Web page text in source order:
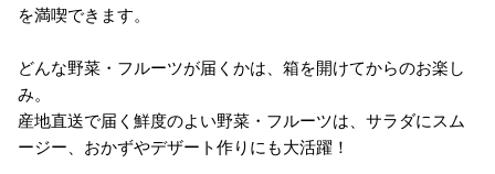
を満喫できます。
どんな野菜・フルーツが届くかは、箱を開けてからのお楽し
み。
産地直送で届く鮮度のよい野菜・フルーツは、サラダにスム
ージー、おかずやデザート作りにも大活躍！